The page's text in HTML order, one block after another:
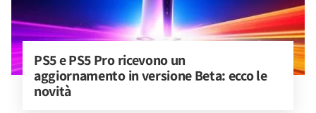
PS5 e PS5 Pro ricevono un
aggiornamento in versione Beta: ecco le
novità